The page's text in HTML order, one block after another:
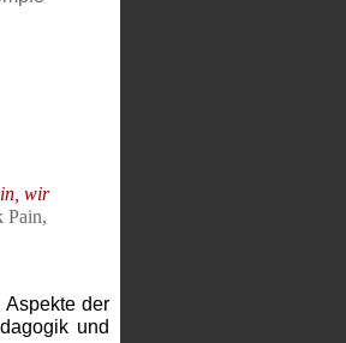
wir
Pain,
der
und